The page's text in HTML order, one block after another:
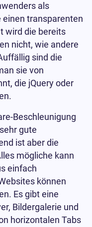
als
einen transparenten
wird die bereits
nicht, wie andere
sind die
sie von
die jQuery oder
Beschleunigung
gute
ist aber die
mögliche kann
einfach
können
Es gibt eine
Bildergalerie und
horizontalen Tabs